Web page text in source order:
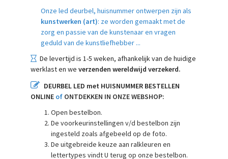
Onze led deurbel, huisnummer ontwerpen zijn als
kunstwerken (art): ze worden gemaakt met de
zorg en passie van de kunstenaar en vragen
geduld van de kunstliefhebber ...
De levertijd is 1-5 weken, afhankelijk van de huidige
werklast en we verzenden wereldwijd verzekerd.
DEURBEL LED met HUISNUMMER BESTELLEN
ONLINE of ONTDEKKEN IN ONZE WEBSHOP:
Open bestelbon.
De voorkeurinstellingen v/d bestelbon zijn
ingesteld zoals afgebeeld op de foto.
De uitgebreide keuze aan ralkleuren en
lettertypes vindt U terug op onze bestelbon.